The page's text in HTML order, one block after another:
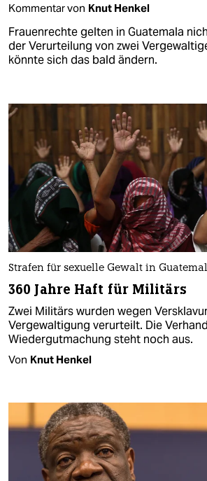
Kommentar von Knut Henkel
Frauenrechte gelten in Guatemala
der Verurteilung von zwei
könnte sich das bald ändern.
Strafen für sexuelle Gewalt in
360 Jahre Haft für Militärs
Zwei Militärs wurden wegen
Vergewaltigung verurteilt. Die
Wiedergutmachung steht noch aus.
Von Knut Henkel